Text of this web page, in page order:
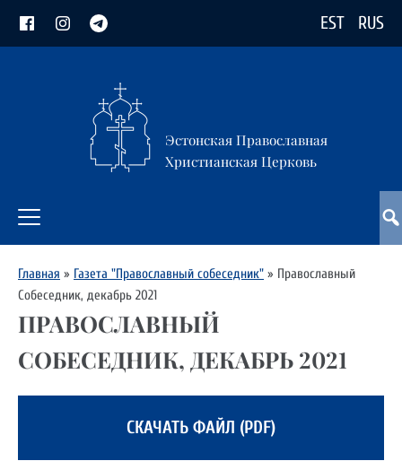
EST RUS
Эстонская Православная
Христианская Церковь
Главная » Газета "Православный собеседник" » Православный
Собеседник, декабрь 2021
ПРАВОСЛАВНЫЙ
СОБЕСЕДНИК, ДЕКАБРЬ 2021
СКАЧАТЬ ФАЙЛ (PDF)